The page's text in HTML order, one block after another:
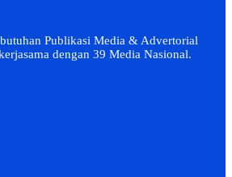
Publikasi Media & Advertorial
dengan 39 Media Nasional.